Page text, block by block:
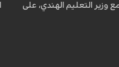
وزير التعليم الهندي، على